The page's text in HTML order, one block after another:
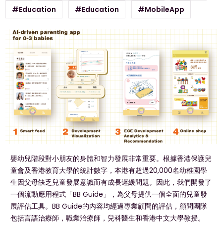
#Education
#Education #MobileApp
嬰幼兒階段對小朋友的身體和智力發展非常重要。根據香港保護兒
童會及香港教育大學的統計數字，本港有超過20,000名幼稚園學
生因父母缺乏兒童發展意識而有成長遲緩問題。因此，我們開發了
一個流動應用程式「BB Guide」，為父母提供一個全面的兒童發
展評估工具。BB Guide的內容均經過專業顧問的評估，顧問團隊
包括言語治療師，職業治療師，兒科醫生和香港中文大學教授。